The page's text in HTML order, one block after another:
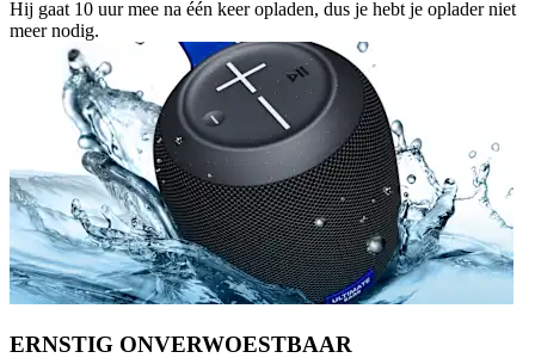
Hij gaat 10 uur mee na één keer opladen, dus je hebt je oplader niet
meer nodig.
ERNSTIG ONVERWOESTBAAR